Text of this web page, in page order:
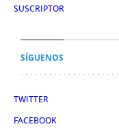
SUSCRIPTOR
SÍGUENOS
TWITTER
FACEBOOK